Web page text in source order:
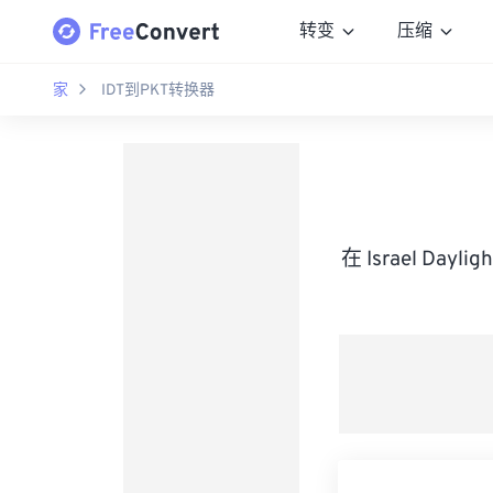
转变 压缩
家 IDT到PKT转换器
在 Israel